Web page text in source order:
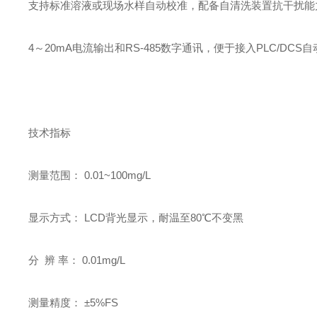
支持标准溶液或现场水样自动校准，配备自清洗装置抗干扰能
4～20mA电流输出和RS-485数字通讯，便于接入PLC/DCS自
技术指标
测量范围： 0.01~100mg/L
显示方式： LCD背光显示，耐温至80℃不变黑
分 辨 率： 0.01mg/L
测量精度： ±5%FS